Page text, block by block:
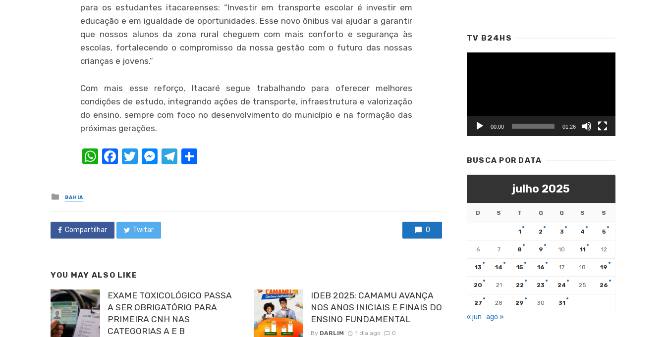
para os estudantes itacareenses: “Investir em transporte escolar é investir em
educação e em igualdade de oportunidades. Esse novo ônibus vai ajudar a garantir
que nossos alunos da zona rural cheguem com mais conforto e segurança às
escolas, fortalecendo o compromisso da nossa gestão com o futuro das nossas
crianças e jovens.”
Com mais esse reforço, Itacaré segue trabalhando para oferecer melhores
condições de estudo, integrando ações de transporte, infraestrutura e valorização
do ensino, sempre com foco no desenvolvimento do município e na formação das
próximas gerações.
WhatsApp
Facebook
Twitter
Messenger
Telegram
Posted
in
BAHIA
Compartilhar Twitar 0
YOU MAY ALSO LIKE
EXAME TOXICOLÓGICO PASSA
A SER OBRIGATÓRIO PARA
PRIMEIRA CNH NAS
CATEGORIAS A E B
IDEB 2025: CAMAMU AVANÇA
NOS ANOS INICIAIS E FINAIS DO
ENSINO FUNDAMENTAL
By DARLIM 1 dia ago 0
TV B24HS
00:00 01:26
BUSCA POR DATA
julho 2025
D S T Q Q S S
1 2 3 4 5
6 7 8 9 10 11 12
13 14 15 16 17 18 19
20 21 22 23 24 25 26
27 28 29 30 31
« jun ago »